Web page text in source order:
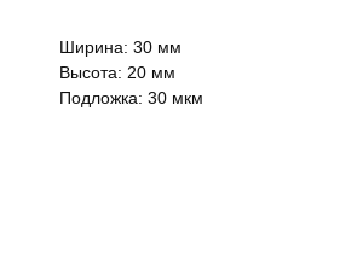
Ширина: 30 мм
Высота: 20 мм
Подложка: 30 мкм